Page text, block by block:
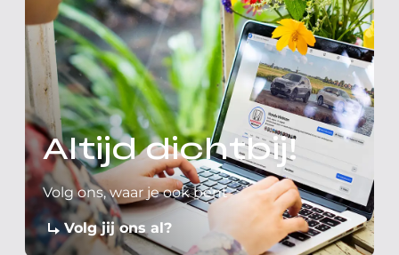
Altijd dichtbij!
Volg ons, waar je ook bent
Volg jij ons al?